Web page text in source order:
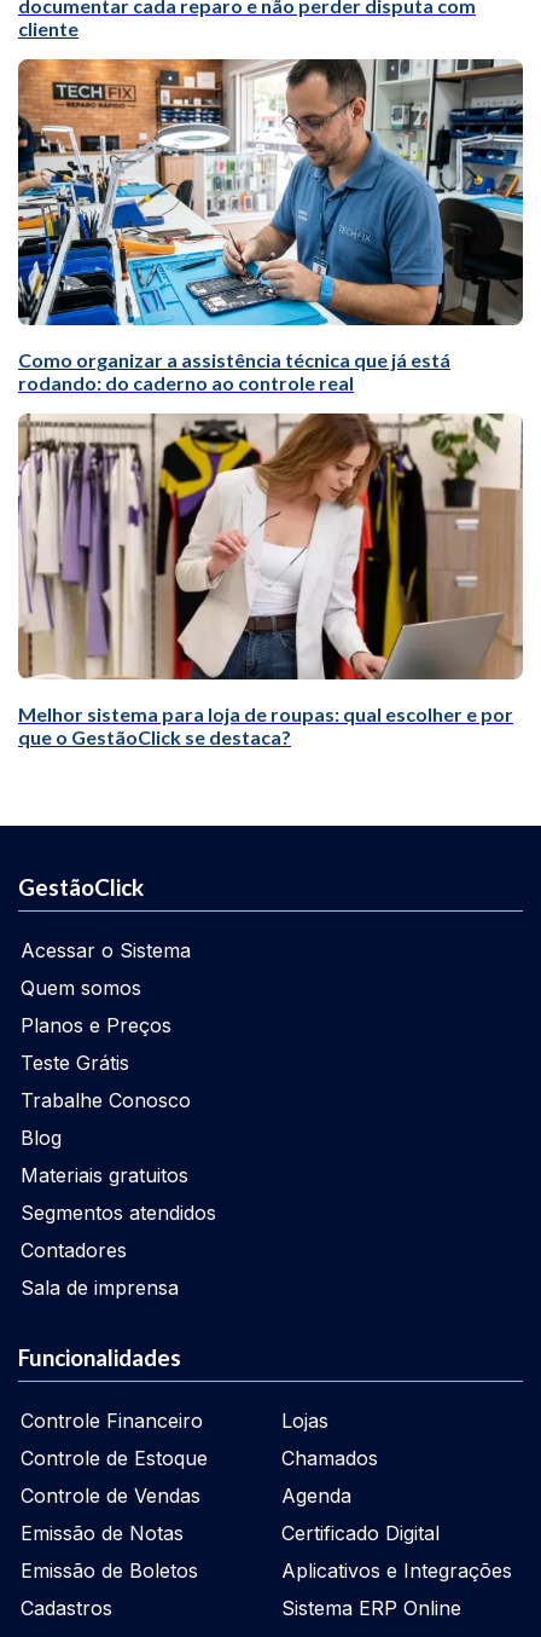
documentar cada reparo e não perder disputa com
cliente
Como organizar a assistência técnica que já está
rodando: do caderno ao controle real
Melhor sistema para loja de roupas: qual escolher e por
que o GestãoClick se destaca?
GestãoClick
Acessar o Sistema
Quem somos
Planos e Preços
Teste Grátis
Trabalhe Conosco
Blog
Materiais gratuitos
Segmentos atendidos
Contadores
Sala de imprensa
Funcionalidades
Controle Financeiro
Controle de Estoque
Controle de Vendas
Emissão de Notas
Emissão de Boletos
Cadastros
Lojas
Chamados
Agenda
Certificado Digital
Aplicativos e Integrações
Sistema ERP Online